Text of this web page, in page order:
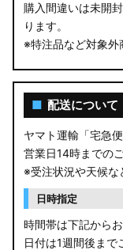
購入間違いは未開
ります。
※特注品など対象外
■ 配送について
ヤマト運輸「宅急
営業日14時までの
※受注状況や天候な
日時指定
時間帯は下記から
日付は1週間後まで